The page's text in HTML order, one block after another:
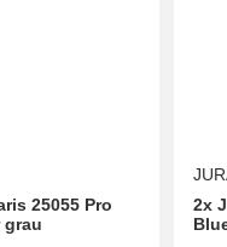
25055 Pro
grau
2x